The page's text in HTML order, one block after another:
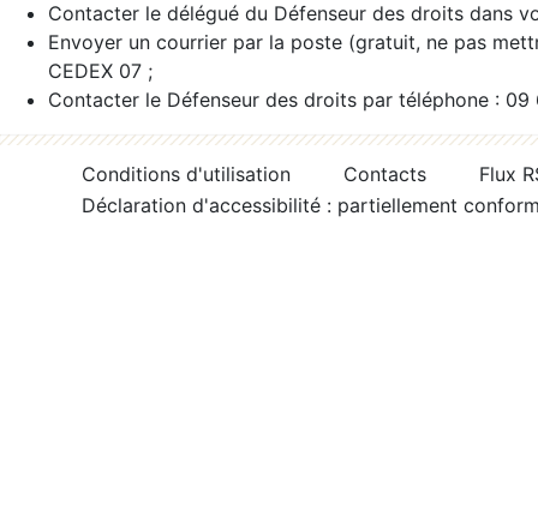
Contacter le délégué du Défenseur des droits dans
Envoyer un courrier par la poste (gratuit, ne pas
CEDEX 07 ;
Contacter le Défenseur des droits par téléphone :
Conditions d'utilisation Contacts
Flux
Déclaration d'accessibilité : partiellement